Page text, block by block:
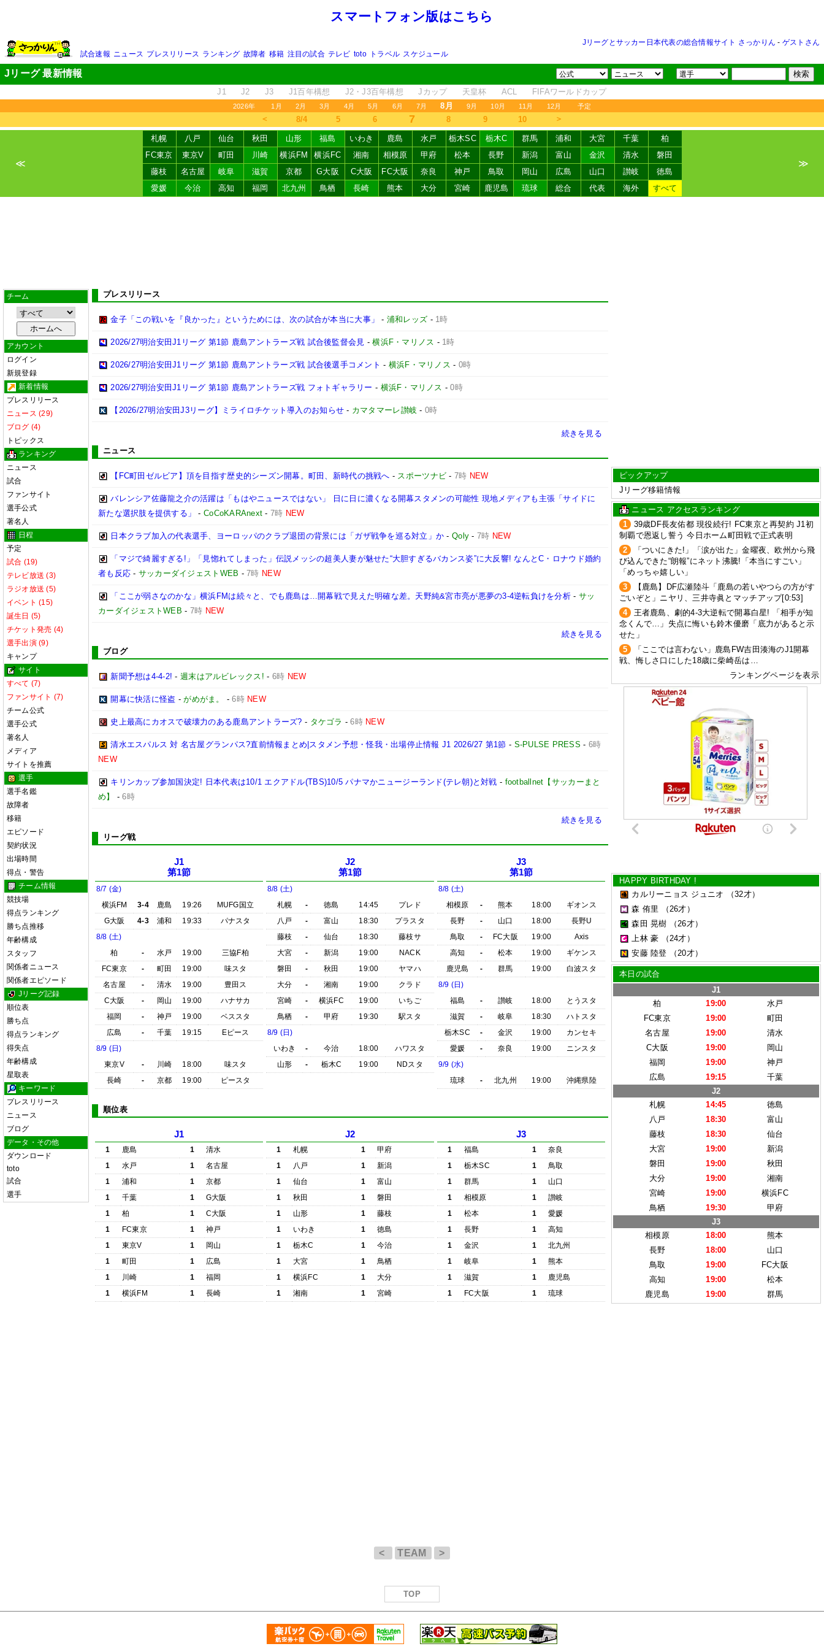
スマートフォン版はこちら
Jリーグとサッカー日本代表の総合情報サイト さっかりん - ゲストさん
試合速報 ニュース プレスリリース ランキング 故障者 移籍 注目の試合 テレビ toto トラベル スケジュール
Jリーグ 最新情報
J1 J2 J3 J1百年構想 J2・J3百年構想 Jカップ 天皇杯 ACL FIFAワールドカップ
2026年 1月 2月 3月 4月 5月 6月 7月 8月 9月 10月 11月 12月 予定
＜ 8/4 5 6 7 8 9 10 ＞
≪
札幌 八戸 仙台 秋田 山形 福島 いわき 鹿島 水戸 栃木SC 栃木C 群馬 浦和 大宮 千葉
柏
FC東京
東京V 町田 川崎 横浜FM 横浜FC 湘南 相模原 甲府 松本 長野 新潟 富山 金沢 清水
磐田
藤枝
名古屋 岐阜 滋賀 京都 G大阪 C大阪 FC大阪 奈良 神戸 鳥取 岡山 広島 山口 讃岐
徳島
愛媛
今治 高知 福岡 北九州 鳥栖 長崎 熊本 大分 宮崎 鹿児島 琉球 総合 代表 海外 すべて
≫
チーム
アカウント
ログイン
新規登録
新着情報
プレスリリース
ニュース (29)
ブログ (4)
トピックス
ランキング
ニュース
試合
ファンサイト
選手公式
著名人
日程
予定
試合 (19)
テレビ放送 (3)
ラジオ放送 (5)
イベント (15)
誕生日 (5)
チケット発売 (4)
選手出演 (9)
キャンプ
サイト
すべて (7)
ファンサイト (7)
チーム公式
選手公式
著名人
メディア
サイトを推薦
選手
選手名鑑
故障者
移籍
エピソード
契約状況
出場時間
得点・警告
チーム情報
競技場
得点ランキング
勝ち点推移
年齢構成
スタッフ
関係者ニュース
関係者エピソード
Jリーグ記録
順位表
勝ち点
得点ランキング
得失点
年齢構成
星取表
キーワード
プレスリリース
ニュース
ブログ
データ・その他
ダウンロード
toto
試合
選手
プレスリリース
金子「この戦いを『良かった』というためには、次の試合が本当に大事」 - 浦和レッズ - 1時
2026/27明治安田J1リーグ 第1節 鹿島アントラーズ戦 試合後監督会見 -横浜F・マリノス - 1時
2026/27明治安田J1リーグ 第1節 鹿島アントラーズ戦 試合後選手コメント - 横浜F・マリノス - 0時
2026/27明治安田J1リーグ 第1節 鹿島アントラーズ戦 フォトギャラリー - 横浜F・マリノス -0時
【2026/27明治安田J3リーグ】ミライロチケット導入のお知らせ - カマタマーレ讃岐 - 0時
続きを見る
ニュース
【FC町田ゼルビア】頂を目指す歴史的シーズン開幕。町田、新時代の挑戦へ - スポーツナビ - 7時 NEW
バレンシア佐藤龍之介の活躍は「もはやニュースではない」 日に日に濃くなる開幕スタメンの可能性 現地メディアも主張「サイドに
新たな選択肢を提供する」
-CoCoKARAnext -7時 NEW
日本クラブ加入の代表選手、ヨーロッパのクラブ退団の背景には「ガザ戦争を巡る対立」か -Qoly - 7時 NEW
「マジで綺麗すぎる!」「見惚れてしまった」伝説メッシの超美人妻が魅せた“大胆すぎるバカンス姿”に大反響! なんとC・ロナウド婚約
者も反応 - サッカーダイジェストWEB -7時 NEW
「ここが弱さなのかな」横浜FMは続々と、でも鹿島は…開幕戦で見えた明確な差。天野純&宮市亮が悪夢の3-4逆転負けを分析 - サッ
カーダイジェストWEB - 7時 NEW
続きを見る
ブログ
新聞予想は4-4-2! -週末はアルビレックス! - 6時 NEW
開幕に快活に怪盗 -がめがま。 -6時 NEW
史上最高にカオスで破壊力のある鹿島アントラーズ? - タケゴラ -6時 NEW
清水エスパルス 対 名古屋グランパス?直前情報まとめ|スタメン予想・怪我・出場停止情報 J1 2026/27 第1節 - S-PULSE PRESS - 6時
NEW
キリンカップ参加国決定! 日本代表は10/1 エクアドル(TBS)10/5 パナマかニュージーランド(テレ朝)と対戦 - footballnet【サッカーまと
め】
-6時
続きを見る
リーグ戦
J1
第1節
8/7 (金)
横浜FM
3-4 鹿島 19:26
MUFG国立
G大阪
4-3 浦和 19:33
パナスタ
8/8 (土)
柏
- 水戸 19:00
三協F柏
FC東京
- 町田 19:00
味スタ
名古屋
- 清水 19:00
豊田ス
C大阪
- 岡山 19:00
ハナサカ
福岡
- 神戸 19:00
ベススタ
広島
- 千葉 19:15
Eピース
8/9 (日)
東京V
- 川崎 18:00
味スタ
長崎
- 京都 19:00 ピースタ
J2
第1節
8/8 (土)
札幌
- 徳島 14:45
プレド
八戸
- 富山 18:30
プラスタ
藤枝
- 仙台 18:30
藤枝サ
大宮
- 新潟 19:00
NACK
磐田
- 秋田 19:00
ヤマハ
大分
- 湘南 19:00
クラド
宮崎
- 横浜FC 19:00
いちご
鳥栖
- 甲府 19:30
駅スタ
8/9 (日)
いわき
- 今治 18:00
ハワスタ
山形
- 栃木C 19:00 NDスタ
J3
第1節
8/8 (土)
相模原
- 熊本 18:00
ギオンス
長野
- 山口 18:00
長野U
鳥取
- FC大阪 19:00
Axis
高知
- 松本 19:00
ギケンス
鹿児島
- 群馬 19:00
白波スタ
8/9 (日)
福島
- 讃岐 18:00
とうスタ
滋賀
- 岐阜 18:30
ハトスタ
栃木SC
- 金沢 19:00
カンセキ
愛媛
- 奈良 19:00
ニンスタ
9/9 (水)
琉球
- 北九州 19:00 沖縄県陸
順位表
J1
1 鹿島 1
清水
1
水戸 1
名古屋
1
浦和 1
京都
1
千葉 1
G大阪
1
柏 1
C大阪
1
FC東京 1
神戸
1
東京V 1
岡山
1
町田 1
広島
1
川崎 1
福岡
1
横浜FM 1 長崎
J2
1 札幌 1
甲府
1
八戸 1
新潟
1
仙台 1
富山
1
秋田 1
磐田
1
山形 1
藤枝
1
いわき 1
徳島
1
栃木C 1
今治
1
大宮 1
鳥栖
1
横浜FC 1
大分
1
湘南 1 宮崎
J3
1 福島 1
奈良
1
栃木SC 1
鳥取
1
群馬 1
山口
1
相模原 1
讃岐
1
松本 1
愛媛
1
長野 1
高知
1
金沢 1
北九州
1
岐阜 1
熊本
1
滋賀 1
鹿児島
1
FC大阪 1 琉球
ピックアップ
Jリーグ移籍情報
ニュース アクセスランキング
1
39歳DF長友佑都 現役続行! FC東京と再契約 J1初
制覇で恩返し誓う 今日ホーム町田戦で正式表明
2
「ついにきた!」「涙が出た」金曜夜、欧州から飛
び込んできた“朗報”にネット沸騰!「本当にすごい」
「めっちゃ嬉しい」
3
【鹿島】DF広瀬陸斗「鹿島の若いやつらの方がす
ごいぞと」ニヤリ、三井寺眞とマッチアップ[0:53]
4
王者鹿島、劇的4-3大逆転で開幕白星! 「相手が知
念くんで…」失点に悔いも鈴木優磨「底力があると示
せた」
5
「ここでは言わない」鹿島FW吉田湊海のJ1開幕
戦、悔しさ口にした18歳に柴崎岳は…
ランキングページを表示
HAPPY BIRTHDAY !
カルリーニョス ジュニオ
（32才）
森 侑里
（26才）
森田 晃樹
（26才）
上林 豪
（24才）
安藤 陸登
（20才）
本日の試合
J1
柏
19:00
水戸
FC東京
19:00
町田
名古屋
19:00
清水
C大阪
19:00
岡山
福岡
19:00
神戸
広島
19:15
千葉
J2
札幌
14:45
徳島
八戸
18:30
富山
藤枝
18:30
仙台
大宮
19:00
新潟
磐田
19:00
秋田
大分
19:00
湘南
宮崎
19:00
横浜FC
鳥栖
19:30
甲府
J3
相模原
18:00
熊本
長野
18:00
山口
鳥取
19:00
FC大阪
高知
19:00
松本
鹿児島
19:00 群馬
< TEAM >
TOP